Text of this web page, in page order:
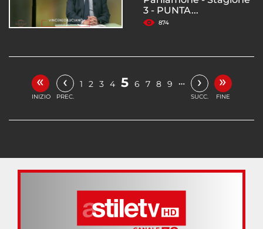
3 - PUNTA...
874
«
INIZIO
‹
PREC.
1 2 3 4 5 6 7 8 9 … ›
SUCC.
»
FINE